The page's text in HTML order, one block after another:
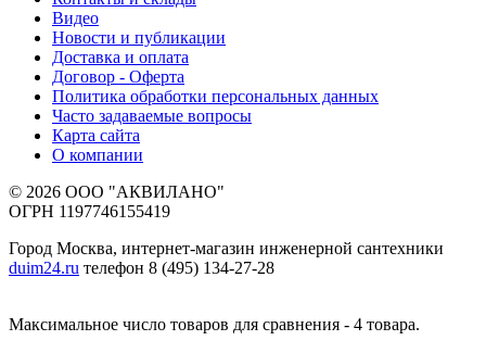
Видео
Новости и публикации
Доставка и оплата
Договор - Оферта
Политика обработки персональных данных
Часто задаваемые вопросы
Карта сайта
О компании
© 2026 ООО "АКВИЛАНО"
ОГРН 1197746155419
Город Москва, интернет-магазин инженерной сантехники
duim24.ru телефон 8 (495) 134-27-28
Максимальное число товаров для сравнения - 4 товара.